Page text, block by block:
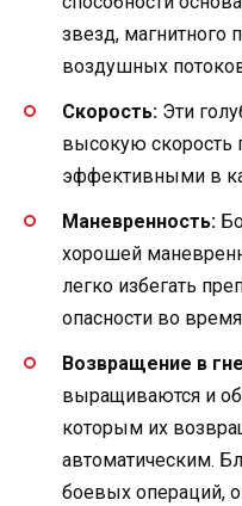
звезд, магнитного
воздушных
Скорость: Эти
высокую скорость
эффективными в
Маневренность:
хорошей
легко избегать
опасности во
Возвращение в
выращиваются и
которым их
автоматическим.
боевых операций,